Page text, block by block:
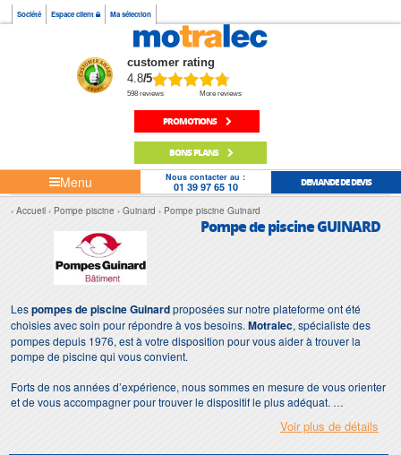
Société Espace client Ma sélection
customer rating
4.8/5
598 reviews More reviews
PROMOTIONS
BONS PLANS
Menu Nous contacter au :
01 39 97 65 10 DEMANDE DE DEVIS
Accueil Pompe piscine Guinard Pompe piscine Guinard
Pompe de piscine GUINARD
Lespompes de piscine Guinardproposées sur notre plateforme ont été
choisies avec soin pour répondre à vos besoins. Motralec, spécialiste des
pompes depuis 1976, est à votre disposition pour vous aider à trouver la
pompe de piscine qui vous convient.
Forts de nos années d’expérience, nous sommes en mesure de vous orienter
et de vous accompagner pour trouver le dispositif le plus adéquat.
pompes de piscine Guinardau
Voir plus de détails